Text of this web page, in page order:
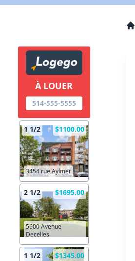
À LOUER
514-555-5555
1 1/2 $1100.00
3454 rue Aylmer
2 1/2 $1695.00
5600 Avenue
Decelles
1 1/2 $1345.00